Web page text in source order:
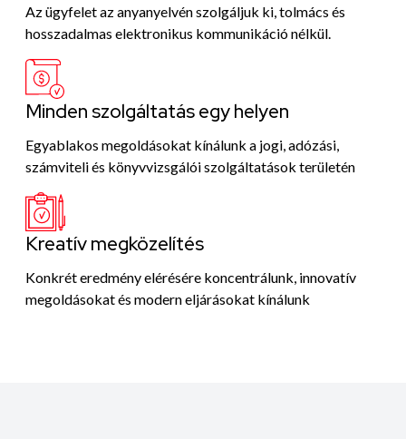
Az ügyfelet az anyanyelvén szolgáljuk ki, tolmács és
hosszadalmas elektronikus kommunikáció nélkül.
Minden szolgáltatás egy helyen
Egyablakos megoldásokat kínálunk a jogi, adózási,
számviteli és könyvvizsgálói szolgáltatások területén
Kreatív megközelítés
Konkrét eredmény elérésére koncentrálunk, innovatív
megoldásokat és modern eljárásokat kínálunk